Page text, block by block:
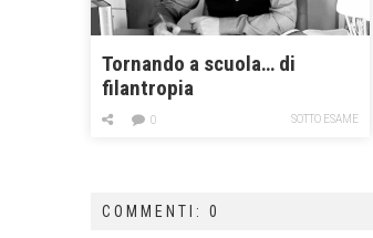
Tornando a scuola… di
filantropia
SOTTO ESAME
0
COMMENTI: 0